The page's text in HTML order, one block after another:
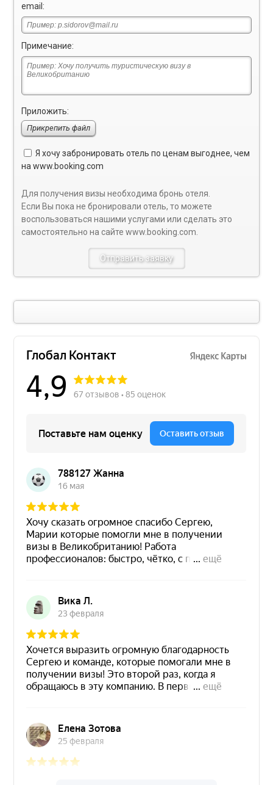
email:
Примечание:
Приложить:
Прикрепить файл
Я хочу забронировать отель по ценам выгоднее, чем
наwww.booking.com
Для получения визы необходима бронь отеля.
Если Вы пока не бронировали отель, то можете
воспользоваться нашими услугами или сделать это
самостоятельно на сайтеwww.booking.com